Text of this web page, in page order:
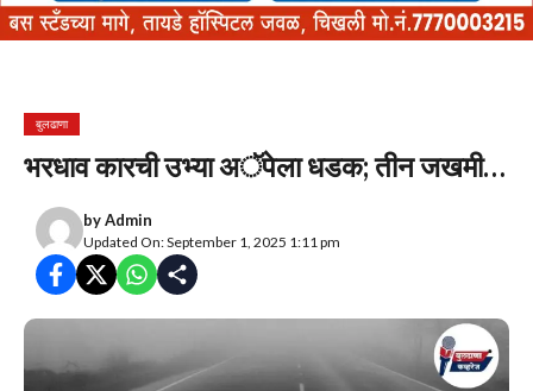
बुलढाणा
भरधाव कारची उभ्या अॅपेला धडक; तीन जखमी…
byAdmin
Updated On: September 1, 2025 1:11 pm